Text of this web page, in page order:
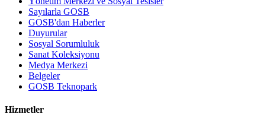
Sayılarla GOSB
GOSB'dan Haberler
Duyurular
Sosyal Sorumluluk
Sanat Koleksiyonu
Medya Merkezi
Belgeler
GOSB Teknopark
Hizmetler